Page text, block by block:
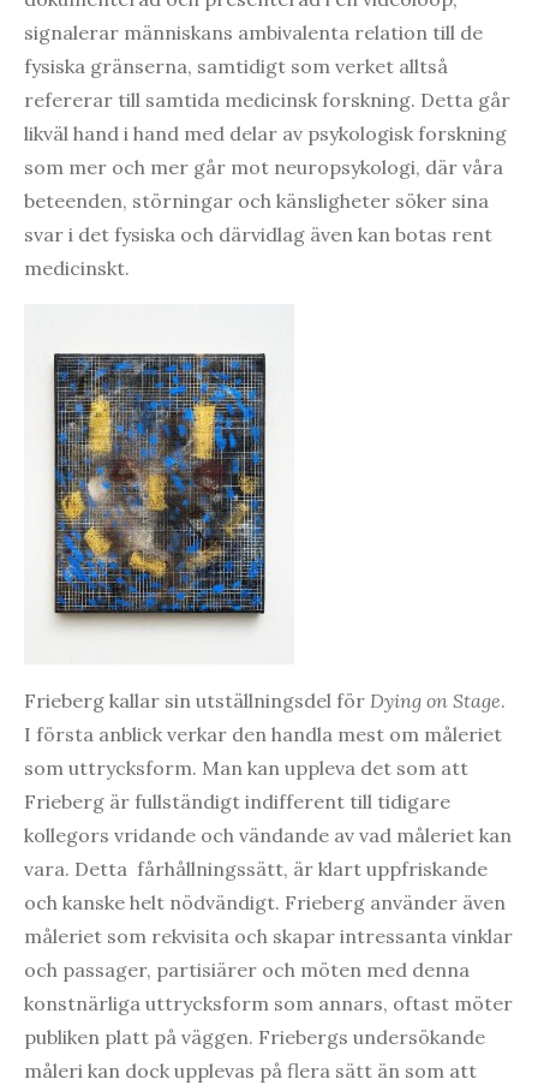
signalerar människans ambivalenta relation till de
fysiska gränserna, samtidigt som verket alltså
refererar till samtida medicinsk forskning. Detta går
likväl hand i hand med delar av psykologisk forskning
som mer och mer går mot neuropsykologi, där våra
beteenden, störningar och känsligheter söker sina
svar i det fysiska och därvidlag även kan botas rent
medicinskt.
Frieberg kallar sin utställningsdel för Dying on Stage.
I första anblick verkar den handla mest om måleriet
som uttrycksform. Man kan uppleva det som att
Frieberg är fullständigt indifferent till tidigare
kollegors vridande och vändande av vad måleriet kan
vara. Detta fårhållningssätt, är klart uppfriskande
och kanske helt nödvändigt. Frieberg använder även
måleriet som rekvisita och skapar intressanta vinklar
och passager, partisiärer och möten med denna
konstnärliga uttrycksform som annars, oftast möter
publiken platt på väggen. Friebergs undersökande
måleri kan dock upplevas på flera sätt än som att